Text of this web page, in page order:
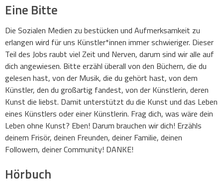
Eine Bitte
Die Sozialen Medien zu bestücken und Aufmerksamkeit zu
erlangen wird für uns Künstler*innen immer schwieriger. Dieser
Teil des Jobs raubt viel Zeit und Nerven, darum sind wir alle auf
dich angewiesen. Bitte erzähl überall von den Büchern, die du
gelesen hast, von der Musik, die du gehört hast, von dem
Künstler, den du großartig fandest, von der Künstlerin, deren
Kunst die liebst. Damit unterstützt du die Kunst und das Leben
eines Künstlers oder einer Künstlerin. Frag dich, was wäre dein
Leben ohne Kunst? Eben! Darum brauchen wir dich! Erzähls
deinem Frisör, deinen Freunden, deiner Familie, deinen
Followern, deiner Community! DANKE!
Hörbuch